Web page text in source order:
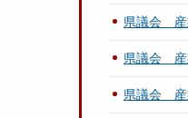
県議会 産
県議会 産
県議会 産